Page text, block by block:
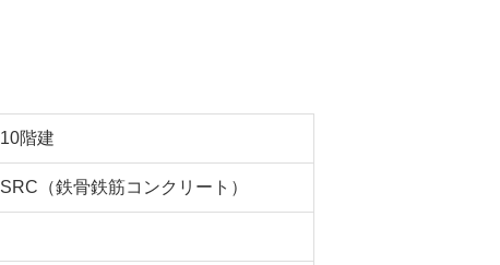
10階建
SRC（鉄骨鉄筋コンクリート）